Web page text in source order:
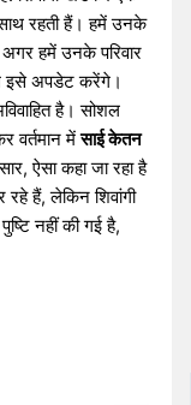
रहती हैं। हमें उनके
अगर हमें उनके परिवार
इसे अपडेट करेंगे।
है। सोशल
वर्तमान मेंसाई केतन
ऐसा कहा जा रहा है
हैं, लेकिन शिवांगी
नहीं की गई है,